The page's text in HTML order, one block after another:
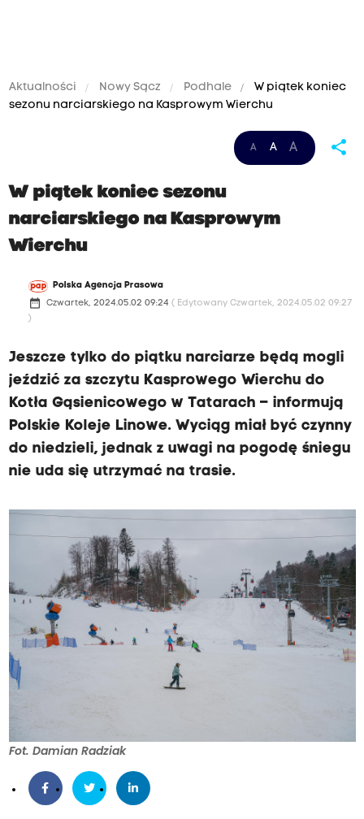
Aktualności Nowy Sącz Podhale
W piątek koniec
sezonu narciarskiego na Kasprowym Wierchu
A A A share
W piątek koniec sezonu
narciarskiego na Kasprowym
Wierchu
Polska Agencja Prasowa
date_range Czwartek, 2024.05.02 09:24 ( Edytowany Czwartek, 2024.05.02 09:27
)
Jeszcze tylko do piątku narciarze będą mogli
jeździć za szczytu Kasprowego Wierchu do
Kotła Gąsienicowego w Tatarach – informują
Polskie Koleje Linowe. Wyciąg miał być czynny
do niedzieli, jednak z uwagi na pogodę śniegu
nie uda się utrzymać na trasie.
Fot. Damian Radziak